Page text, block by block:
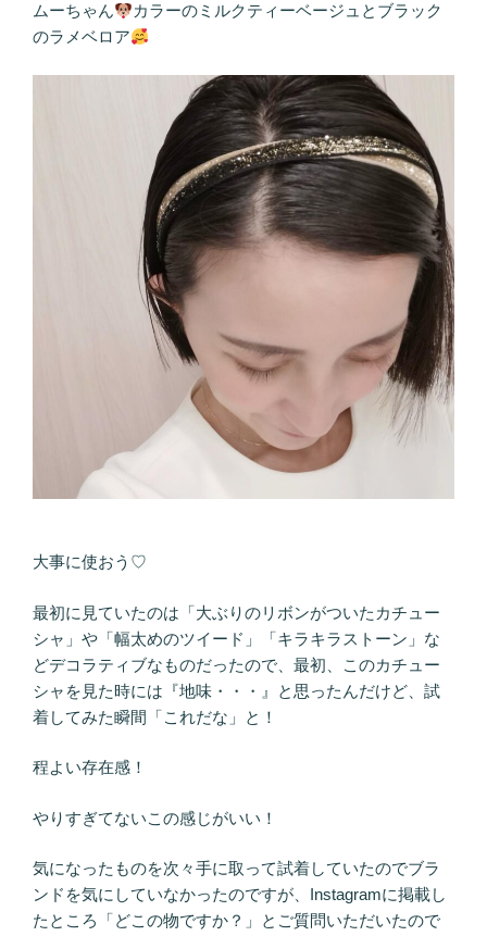
ムーちゃん
カラーのミルクティーベージュとブラック
のラメベロア
大事に使おう♡
最初に見ていたのは「大ぶりのリボンがついたカチュー
シャ」や「幅太めのツイード」「キラキラストーン」な
どデコラティブなものだったので、最初、このカチュー
シャを見た時には『地味・・・』と思ったんだけど、試
着してみた瞬間「これだな」と！
程よい存在感！
やりすぎてないこの感じがいい！
気になったものを次々手に取って試着していたのでブラ
ンドを気にしていなかったのですが、Instagramに掲載し
たところ「どこの物ですか？」とご質問いただいたので